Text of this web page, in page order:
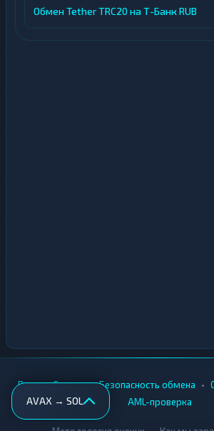
Обмен Tether TRC20 на Т-Банк RUB
AVAX → SOL
Вики • Города • Безопасность обмена •
AML-проверка